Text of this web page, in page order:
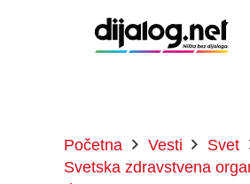
Početna Vesti
Svet
Svetska zdravstvena